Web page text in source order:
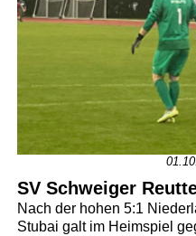
SV Schweiger
Nach der hohen 5:1
Stubai galt im Heimspiel